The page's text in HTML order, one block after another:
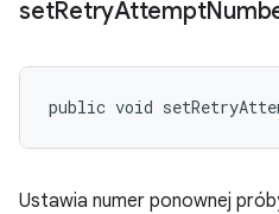
setRetryAttempt
public void
Ustawia numer ponownej